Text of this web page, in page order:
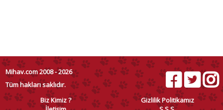
Mihav.com 2008 - 2026
Tüm hakları saklıdır.
Biz Kimiz ?
Gizlilik Politikamız